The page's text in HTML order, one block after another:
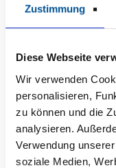
Zustimmung
Diese Webseite
Wir verwenden
personalisieren,
zu können und die
analysieren.
Verwendung
soziale Medien,
der Patient*innen
erleichtern.
Ihre